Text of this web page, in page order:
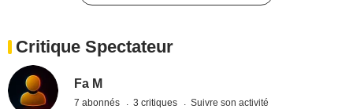
Critique Spectateur
Fa M
7 abonnés 3 critiques Suivre son activité